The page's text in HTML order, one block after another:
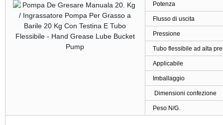
Potenza
Flusso di uscita
Pressione
Tubo flessibile ad alta
Applicabile
Imballaggio
Dimensioni confezione
Peso N/G.